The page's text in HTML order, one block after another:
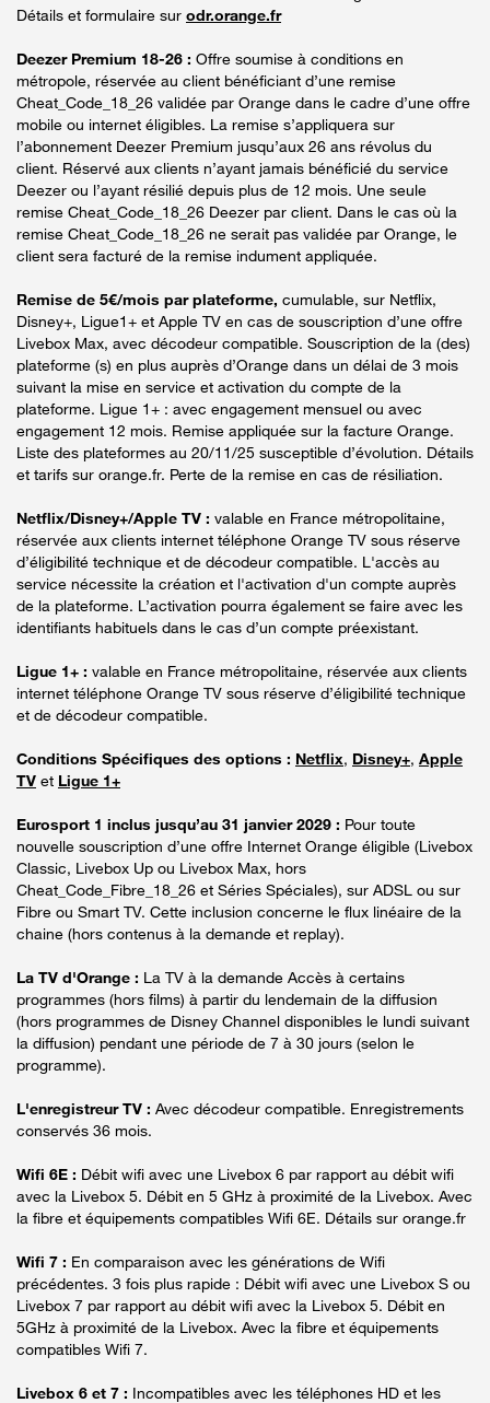
Détails et formulaire sur odr.orange.fr
Deezer Premium 18-26 : Offre soumise à conditions en
métropole, réservée au client bénéficiant d’une remise
Cheat_Code_18_26 validée par Orange dans le cadre d’une offre
mobile ou internet éligibles. La remise s’appliquera sur
l’abonnement Deezer Premium jusqu’aux 26 ans révolus du
client. Réservé aux clients n’ayant jamais bénéficié du service
Deezer ou l’ayant résilié depuis plus de 12 mois. Une seule
remise Cheat_Code_18_26 Deezer par client. Dans le cas où la
remise Cheat_Code_18_26 ne serait pas validée par Orange, le
client sera facturé de la remise indument appliquée.
Remise de 5€/mois par plateforme, cumulable, sur Netflix,
Disney+, Ligue1+ et Apple TV en cas de souscription d’une offre
Livebox Max, avec décodeur compatible. Souscription de la (des)
plateforme (s) en plus auprès d’Orange dans un délai de 3 mois
suivant la mise en service et activation du compte de la
plateforme. Ligue 1+ : avec engagement mensuel ou avec
engagement 12 mois. Remise appliquée sur la facture Orange.
Liste des plateformes au 20/11/25 susceptible d’évolution. Détails
et tarifs sur orange.fr. Perte de la remise en cas de résiliation.
Netflix/Disney+/Apple TV : valable en France métropolitaine,
réservée aux clients internet téléphone Orange TV sous réserve
d’éligibilité technique et de décodeur compatible. L'accès au
service nécessite la création et l'activation d'un compte auprès
de la plateforme. L’activation pourra également se faire avec les
identifiants habituels dans le cas d’un compte préexistant.
Ligue 1+ : valable en France métropolitaine, réservée aux clients
internet téléphone Orange TV sous réserve d’éligibilité technique
et de décodeur compatible.
Conditions Spécifiques des options : Netflix, Disney+, Apple
TV et Ligue 1+
Eurosport 1 inclus jusqu’au 31 janvier 2029 : Pour toute
nouvelle souscription d’une offre Internet Orange éligible (Livebox
Classic, Livebox Up ou Livebox Max, hors
Cheat_Code_Fibre_18_26 et Séries Spéciales), sur ADSL ou sur
Fibre ou Smart TV. Cette inclusion concerne le flux linéaire de la
chaine (hors contenus à la demande et replay).
La TV d'Orange : La TV à la demande Accès à certains
programmes (hors films) à partir du lendemain de la diffusion
(hors programmes de Disney Channel disponibles le lundi suivant
la diffusion) pendant une période de 7 à 30 jours (selon le
programme).
L'enregistreur TV : Avec décodeur compatible. Enregistrements
conservés 36 mois.
Wifi 6E : Débit wifi avec une Livebox 6 par rapport au débit wifi
avec la Livebox 5. Débit en 5 GHz à proximité de la Livebox. Avec
la fibre et équipements compatibles Wifi 6E. Détails sur orange.fr
Wifi 7 : En comparaison avec les générations de Wifi
précédentes. 3 fois plus rapide : Débit wifi avec une Livebox S ou
Livebox 7 par rapport au débit wifi avec la Livebox 5. Débit en
5GHz à proximité de la Livebox. Avec la fibre et équipements
compatibles Wifi 7.
Livebox 6 et 7 : Incompatibles avec les téléphones HD et les